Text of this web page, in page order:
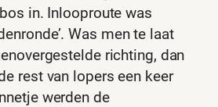
in. Inlooproute was
Was men te laat
richting, dan
rest van lopers een keer
werden de